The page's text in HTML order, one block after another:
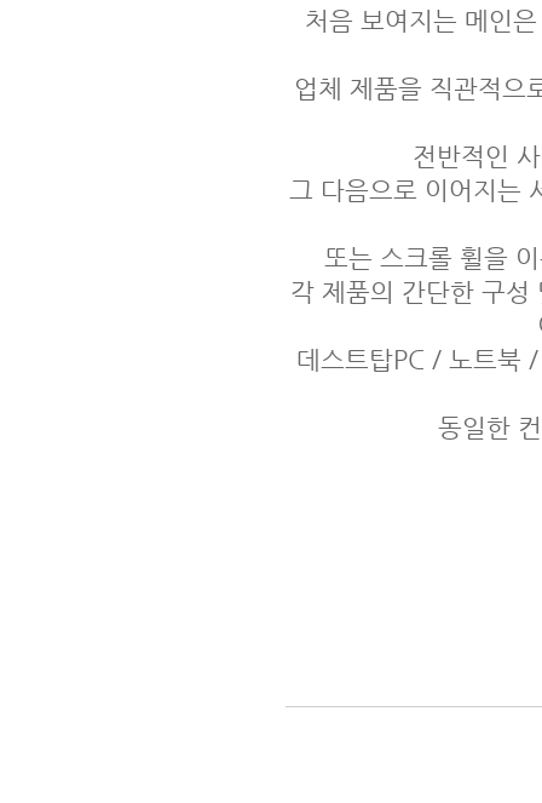
처음 보여지는 메인
업체 제품을 직관적으
전반적인
그 다음으로 이어지는
또는 스크롤 휠을
각 제품의 간단한 구성
데스트탑PC / 노트북
동일한